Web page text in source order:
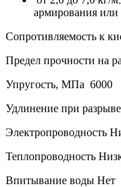
армирования
Сопротивляемость к
Предел прочности на
Упругость, МПа 6000
Удлинение при
Электропроводность
Теплопроводность
Впитывание воды Нет